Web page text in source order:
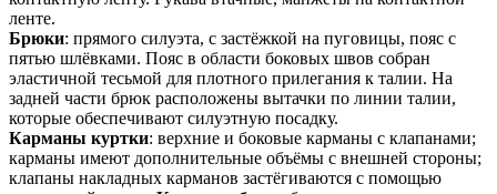
ленте.
Брюки: прямого силуэта, с застёжкой на пуговицы, пояс с
пятью шлёвками. Пояс в области боковых швов собран
эластичной тесьмой для плотного прилегания к талии. На
задней части брюк расположены вытачки по линии талии,
которые обеспечивают силуэтную посадку.
Карманы куртки: верхние и боковые карманы с клапанами;
карманы имеют дополнительные объёмы с внешней стороны;
клапаны накладных карманов застёгиваются с помощью